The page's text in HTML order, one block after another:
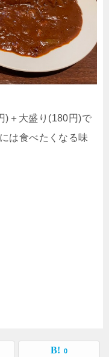
)＋大盛り(180円)で
は食べたくなる味
0